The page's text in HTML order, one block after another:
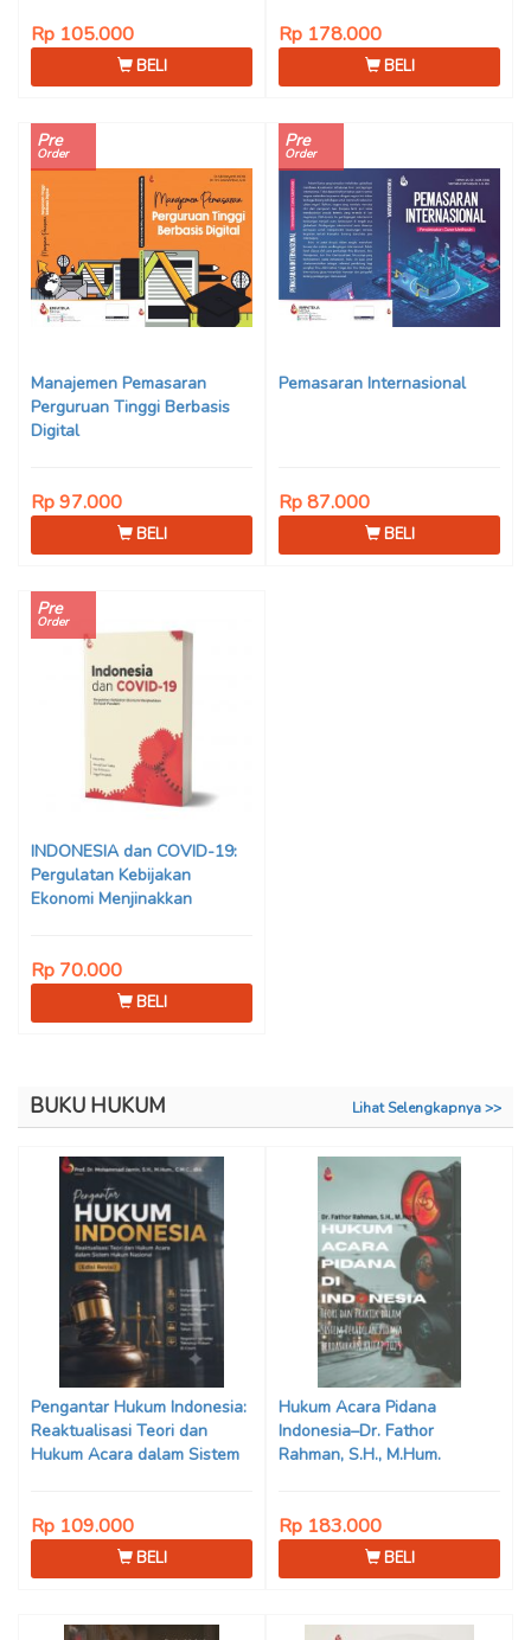
Rp 105.000
BELI
Rp 178.000
BELI
Pre
Order
Manajemen Pemasaran
Perguruan Tinggi Berbasis
Digital
Rp 97.000
BELI
Pre
Order
Pemasaran Internasional
Rp 87.000
BELI
Pre
Order
INDONESIA dan COVID-19:
Pergulatan Kebijakan
Ekonomi Menjinakkan
Rp 70.000
BELI
BUKU HUKUM Lihat Selengkapnya >>
Pengantar Hukum Indonesia:
Reaktualisasi Teori dan
Hukum Acara dalam Sistem
Jamin, S.H., M.Hum., dkk.
Rp 109.000
BELI
Hukum Acara Pidana
Indonesia–Dr. Fathor
Rahman, S.H., M.Hum.
Rp 183.000
BELI